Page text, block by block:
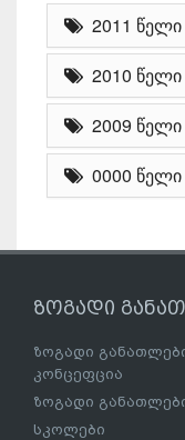
2011 წელი
2010 წელი
2009 წელი
0000 წელი
ზოგადი
ზოგადი
კონცეფცია
ზოგადი
სკოლები